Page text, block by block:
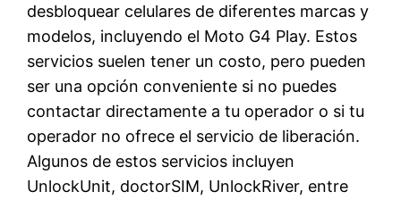
desbloquear celulares de diferentes marcas y
modelos, incluyendo el Moto G4 Play. Estos
servicios suelen tener un costo, pero pueden
ser una opción conveniente si no puedes
contactar directamente a tu operador o si tu
operador no ofrece el servicio de liberación.
Algunos de estos servicios incluyen
UnlockUnit, doctorSIM, UnlockRiver, entre